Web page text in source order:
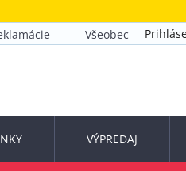
Všeobecné
VÝPREDAJ